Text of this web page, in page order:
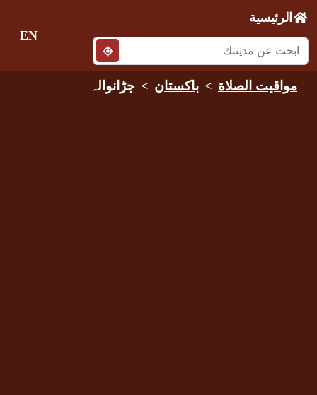
الرئيسية
EN
مواقيت الصلاة باكستان جڑانوالہ